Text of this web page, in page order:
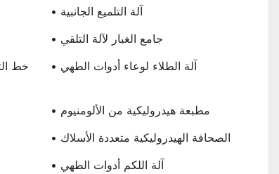
• آلة التلميع الجانبية
• جامع الغبار لآلة التلقي
• آلة الطلاء لوعاء أدوات الطهي
• مطبعة هيدروليكية من الألومنيوم
• الصحافة الهيدروليكية متعددة الأسلاك
• آلة اللكم أدوات الطهي